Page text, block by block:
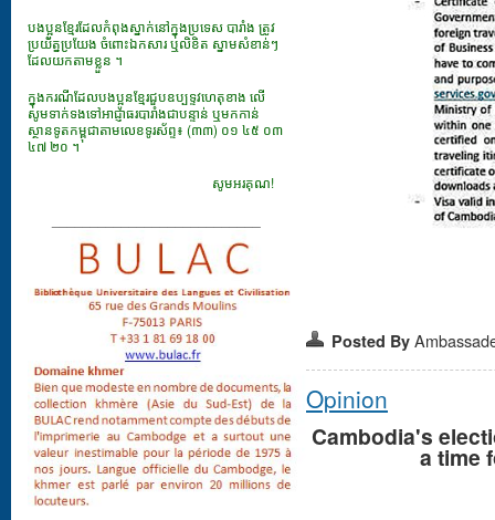
Posted By
Opinion
Cambodia's
a time
បងប្អូនខ្មែរដែលកំពុងស្នាក់នៅក្នុងប្រទេស បារាំង ត្រូវ
ប្រយ័ត្នប្រយែង ចំពោះឯកសារ​ ឬលិខិត ស្នាមសំខាន់ៗ
ដែលយកតាមខ្លួន ។
ក្នុងករណីដែលបងប្អូនខ្មែរជួបឧប្បទ្ទវហេតុខាង លើ
សូមទាក់ទងទៅអាជ្ញាធរបារាំងជាបន្ទាន់ ឬមកកាន់
ស្ថានទូតកម្ពុជាតាមលេខទូរស័ព្ទ៖ (៣៣) ០១ ៤៥ ០៣
៤៧ ២០ ។
សូមអរគុណ!